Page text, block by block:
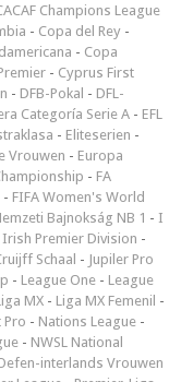
Champions League
- Copa del Rey -
- Copa
- Cyprus First
- DFB-Pokal - DFL-
Categoría Serie A - EFL
- Eliteserien -
Vrouwen - Europa
- FA
- FIFA Women's World
Bajnokság NB 1 - I
Irish Premier Division -
Schaal - Jupiler Pro
- League One - League
MX - Liga MX Femenil -
Pro - Nations League -
- NWSL National
interlands Vrouwen